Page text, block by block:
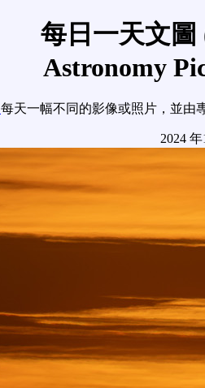
每日一天文
Astronomy
每天一幅不同的影像或照片，並由
2024 年